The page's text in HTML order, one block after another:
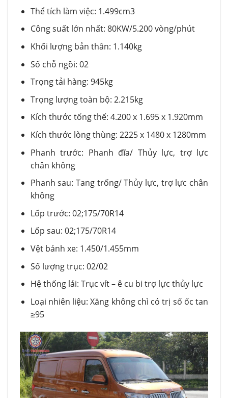
Thể tích làm việc: 1.499cm3
Công suất lớn nhất: 80KW/5.200 vòng/phút
Khối lượng bản thân: 1.140kg
Số chỗ ngồi: 02
Trọng tải hàng: 945kg
Trọng lượng toàn bộ: 2.215kg
Kích thước tổng thể: 4.200 x 1.695 x 1.920mm
Kích thước lòng thùng: 2225 x 1480 x 1280mm
Phanh trước: Phanh đĩa/ Thủy lực, trợ lực
chân không
Phanh sau: Tang trống/ Thủy lực, trợ lực chân
không
Lốp trước: 02;175/70R14
Lốp sau: 02;175/70R14
Vệt bánh xe: 1.450/1.455mm
Số lượng trục: 02/02
Hệ thống lái: Trục vít – ê cu bi trợ lực thủy lực
Loại nhiên liệu: Xăng không chì có trị số ốc tan
≥95